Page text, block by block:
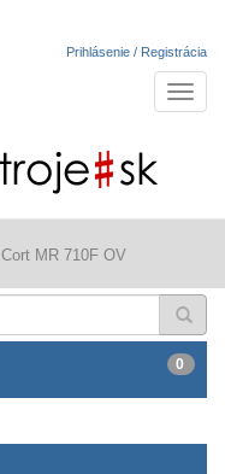
Prihlásenie / Registrácia
Cort MR 710F OV
0